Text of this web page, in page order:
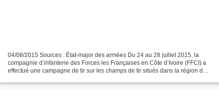
04/08/2015 Sources : État-major des armées Du 24 au 28 juillet 2015, la
compagnie d’infanterie des Forces les Françaises en Côte d’Ivoire (FFCI) a
effectué une campagne de tir sur les champs de tir situés dans la région de